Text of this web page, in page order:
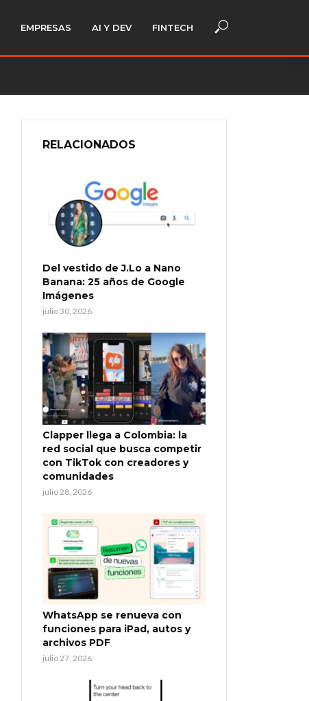
EMPRESAS AI Y DEV FINTECH
RELACIONADOS
Del vestido de J.Lo a Nano
Banana: 25 años de Google
Imágenes
julio 30, 2026
Clapper llega a Colombia: la
red social que busca competir
con TikTok con creadores y
comunidades
julio 28, 2026
WhatsApp se renueva con
funciones para iPad, autos y
archivos PDF
julio 27, 2026